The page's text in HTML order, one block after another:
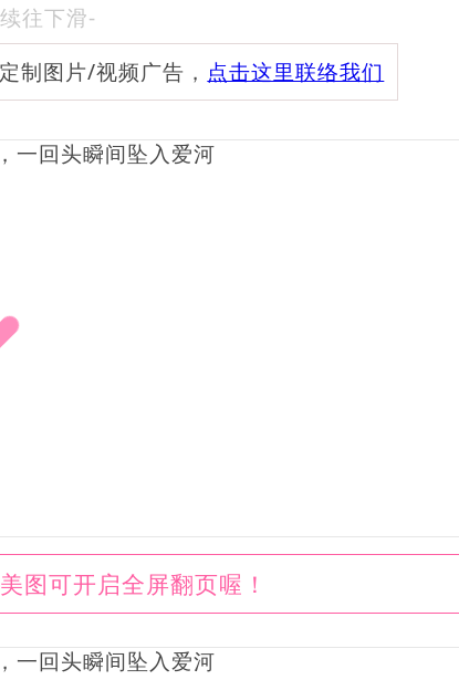
往下滑-
制图片/视频广告， 点击这里联络我们
图可开启全屏翻页喔！